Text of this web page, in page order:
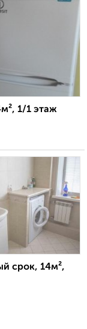
1/1 этаж
срок, 14м²,